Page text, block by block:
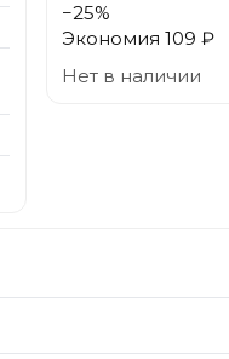
−25%
Экономия 109 ₽
Нет в наличии